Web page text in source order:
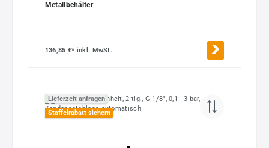
Metallbehälter
136,85 €* inkl. MwSt.
Lieferzeit anfragen
Staffelrabatt sichern